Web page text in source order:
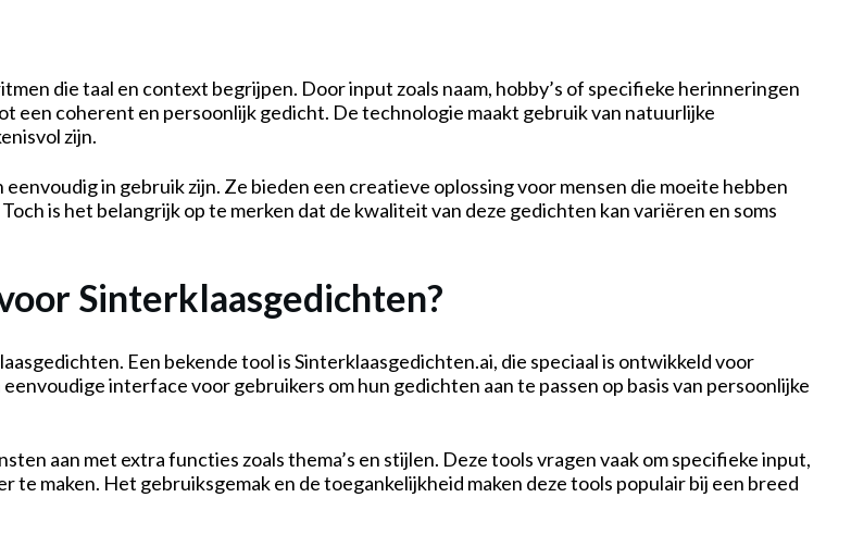
die taal en context begrijpen. Door input zoals naam, hobby’s of specifieke herinneringen
een coherent en persoonlijk gedicht. De technologie maakt gebruik van natuurlijke
zijn.
in gebruik zijn. Ze bieden een creatieve oplossing voor mensen die moeite hebben
is het belangrijk op te merken dat de kwaliteit van deze gedichten kan variëren en soms
Sinterklaasgedichten?
Een bekende tool is Sinterklaasgedichten.ai, die speciaal is ontwikkeld voor
interface voor gebruikers om hun gedichten aan te passen op basis van persoonlijke
aan met extra functies zoals thema’s en stijlen. Deze tools vragen vaak om specifieke input,
maken. Het gebruiksgemak en de toegankelijkheid maken deze tools populair bij een breed